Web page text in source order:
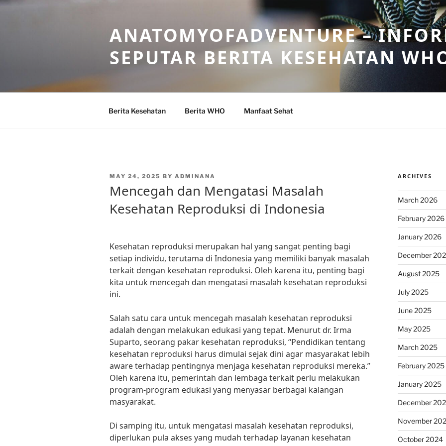
Skip
ANATOMYOFADVENTURE –
SEPUTAR BERITA KESEHATAN
Berita Kesehatan Berita WHO Manfaat Sehat
POSTED
MAY 24, 2025 BY ADMINANA
Mencegah dan Mengatasi Masalah
Kesehatan Reproduksi di Indonesia
Kesehatan reproduksi merupakan hal yang sangat penting bagi
setiap individu, terutama di Indonesia yang memiliki banyak masalah
terkait dengan kesehatan reproduksi. Oleh karena itu, penting bagi
kita untuk mencegah dan mengatasi masalah kesehatan reproduksi
ini.
Salah satu cara untuk mencegah masalah kesehatan reproduksi
adalah dengan melakukan edukasi yang tepat. Menurut dr. Irma
Suparto, seorang pakar kesehatan reproduksi, “Pendidikan tentang
kesehatan reproduksi harus dimulai sejak dini agar masyarakat lebih
aware terhadap pentingnya menjaga kesehatan reproduksi mereka.”
Oleh karena itu, pemerintah dan lembaga terkait perlu melakukan
program-program edukasi yang menyasar berbagai kalangan
masyarakat.
Di samping itu, untuk mengatasi masalah kesehatan reproduksi,
diperlukan pula akses yang mudah terhadap layanan kesehatan
ARCHIVES
March 2026
February 2026
January 2026
December
August 2025
July 2025
June 2025
May 2025
March 2025
February 2025
January 2025
December
November
October 2024